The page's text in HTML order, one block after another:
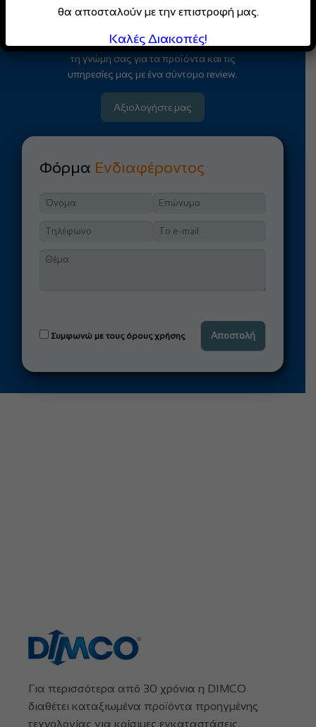
Θα μας τιμούσε ιδιαίτερα να μοιραστείτε
τη γνώμη σας για τα προϊόντα και τις
υπηρεσίες μας με ένα σύντομο review.
Αξιολογήστε μας
Φόρμα Ενδιαφέροντος
Συμφωνώ με τους όρους χρήσης
Για περισσότερα από 30 χρόνια η DIMCO
διαθέτει καταξιωμένα προϊόντα προηγμένης
τεχνολογίας για κρίσιμες εγκαταστάσεις.
θα αποσταλούν με την επιστροφή μας.
Καλές Διακοπές!